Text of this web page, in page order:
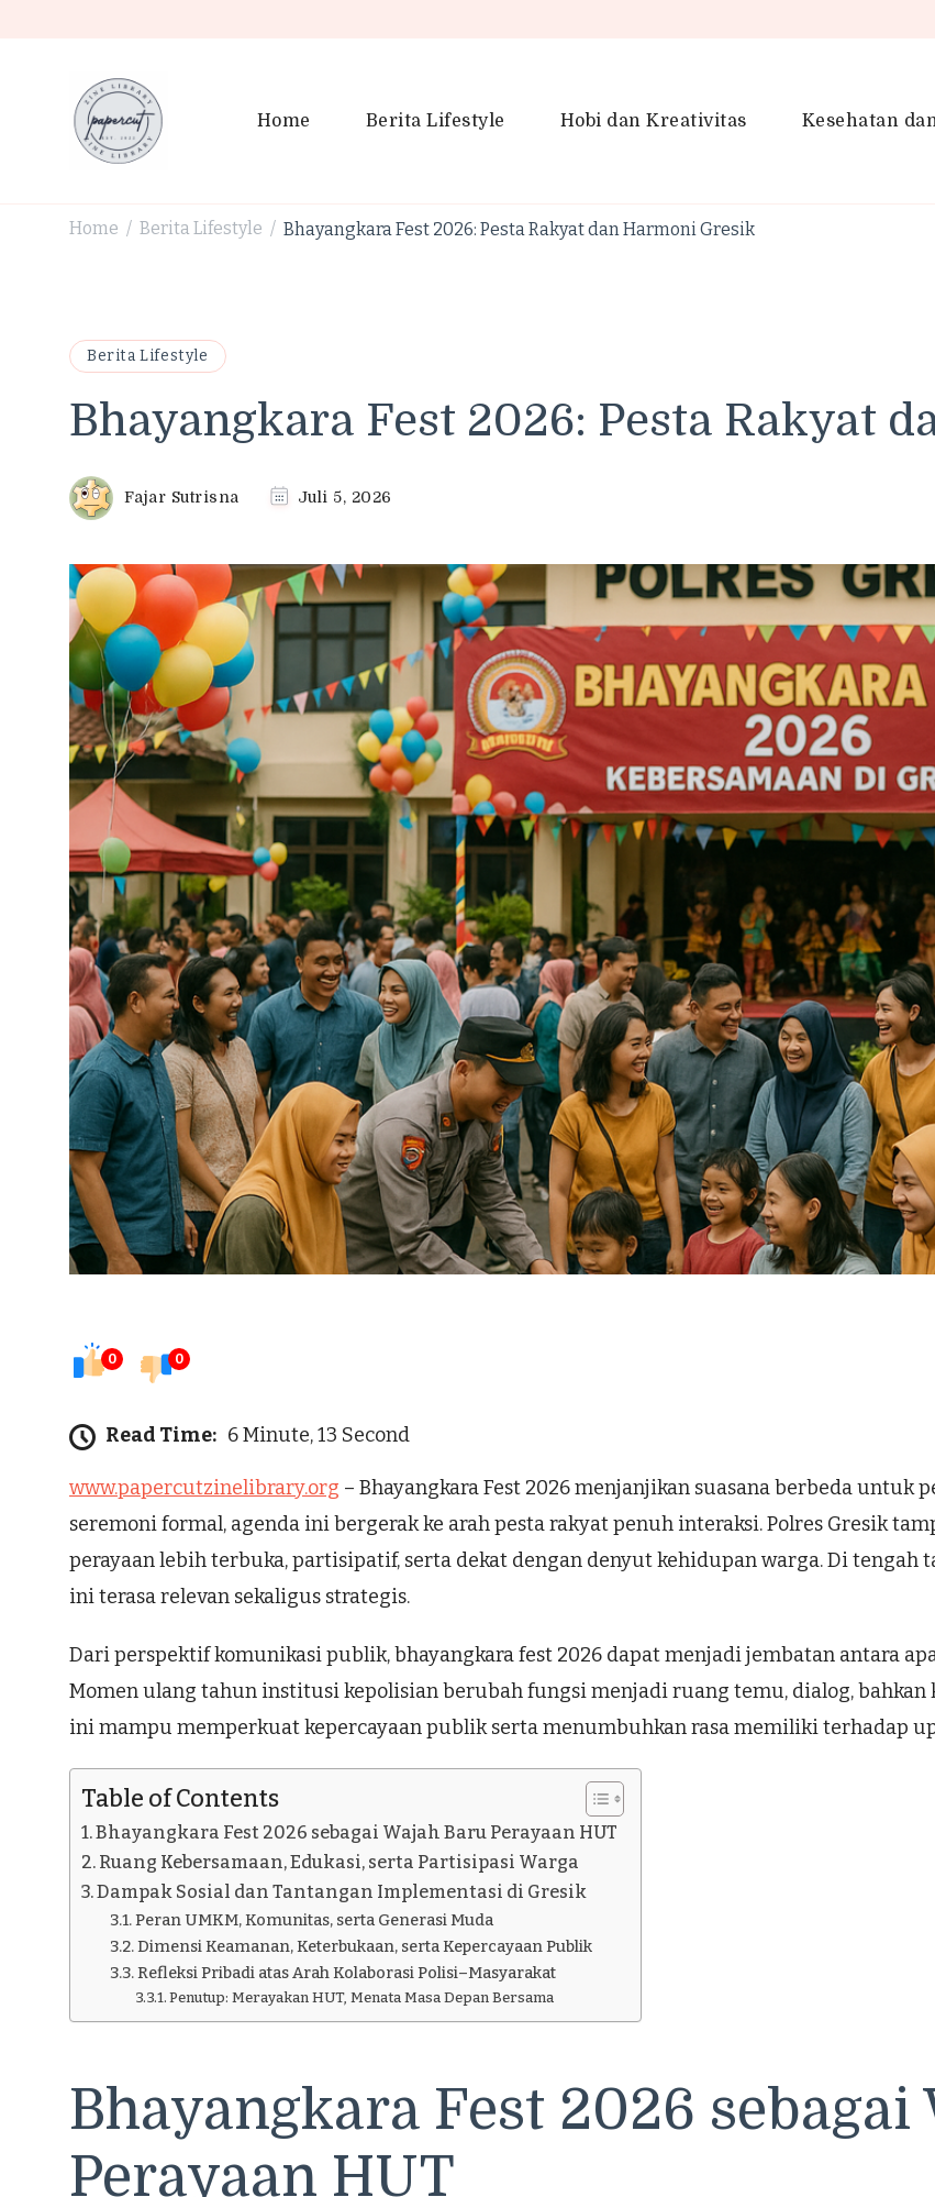
Home Berita Lifestyle Hobi dan Kreativitas Kesehatan
Home / Berita Lifestyle / Bhayangkara Fest 2026: Pesta Rakyat dan Harmoni Gresik
Berita Lifestyle
Bhayangkara Fest 2026: Pesta Rakyat
Fajar Sutrisna Juli 5, 2026
0 0
Read Time: 6 Minute, 13 Second
www.papercutzinelibrary.org – Bhayangkara Fest 2026 menjanjikan suasana berbeda untuk
seremoni formal, agenda ini bergerak ke arah pesta rakyat penuh interaksi. Polres Gresik
perayaan lebih terbuka, partisipatif, serta dekat dengan denyut kehidupan warga. Di
ini terasa relevan sekaligus strategis.
Dari perspektif komunikasi publik, bhayangkara fest 2026 dapat menjadi jembatan antara
Momen ulang tahun institusi kepolisian berubah fungsi menjadi ruang temu, dialog, bahkan
ini mampu memperkuat kepercayaan publik serta menumbuhkan rasa memiliki terhadap
Table of Contents
Bhayangkara Fest 2026 sebagai Wajah Baru Perayaan HUT
Ruang Kebersamaan, Edukasi, serta Partisipasi Warga
Dampak Sosial dan Tantangan Implementasi di Gresik
Peran UMKM, Komunitas, serta Generasi Muda
Dimensi Keamanan, Keterbukaan, serta Kepercayaan Publik
Refleksi Pribadi atas Arah Kolaborasi Polisi–Masyarakat
Penutup: Merayakan HUT, Menata Masa Depan Bersama
Bhayangkara Fest 2026 sebagai
Perayaan HUT